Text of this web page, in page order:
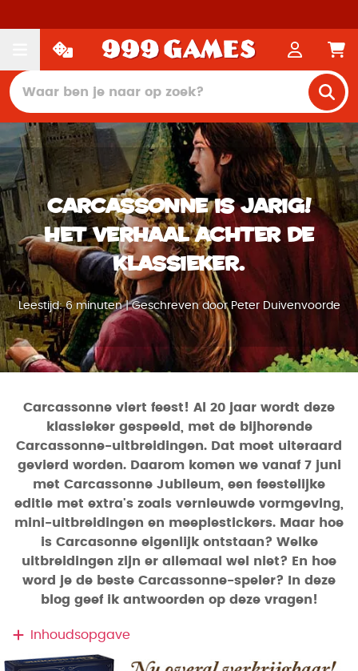
Carcassonne is jarig!
Het verhaal achter de
klassieker.
Leestijd: 6 minuten | Geschreven door Peter Duivenvoorde
Carcassonne viert feest! Al 20 jaar wordt deze
klassieker gespeeld, met de bijhorende
Carcassonne-uitbreidingen. Dat moet uiteraard
gevierd worden. Daarom komen we vanaf 7 juni
met Carcassonne Jubileum, een feestelijke
editie met extra's zoals vernieuwde vormgeving,
mini-uitbreidingen en meeplestickers. Maar hoe
is Carcasonne eigenlijk ontstaan? Welke
uitbreidingen zijn er allemaal wel niet? En hoe
word je de beste Carcassonne-speler? In deze
blog geef ik antwoorden op deze vragen!
Inhoudsopgave